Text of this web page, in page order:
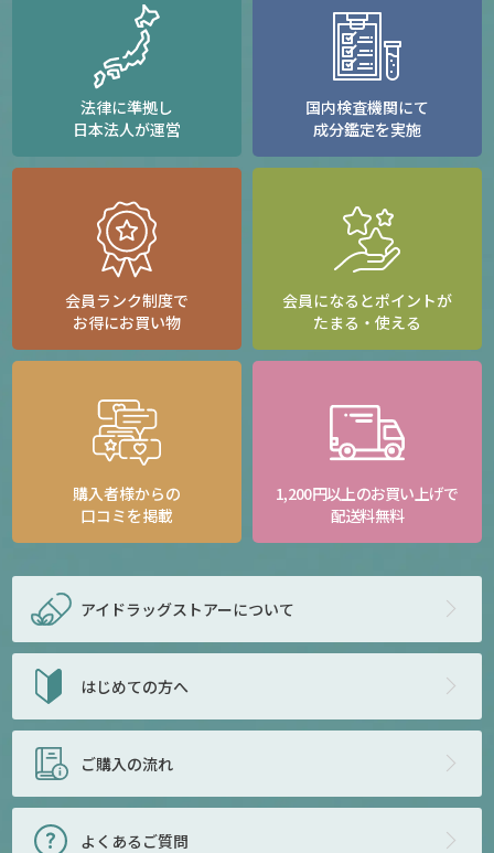
法律に準拠し
日本法人が運営
国内検査機関にて
成分鑑定を実施
会員ランク制度で
お得にお買い物
会員になるとポイントが
たまる・使える
購入者様からの
口コミを掲載
1,200円以上のお買い上げで
配送料無料
アイドラッグストアーについて
はじめての方へ
ご購入の流れ
よくあるご質問